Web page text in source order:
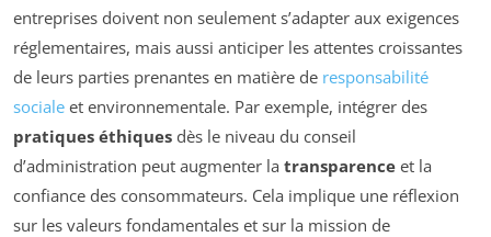
entreprises doivent non seulement s’adapter aux exigences
réglementaires, mais aussi anticiper les attentes croissantes
de leurs parties prenantes en matière de responsabilité
sociale et environnementale. Par exemple, intégrer des
pratiques éthiques dès le niveau du conseil
d’administration peut augmenter la transparence et la
confiance des consommateurs. Cela implique une réflexion
sur les valeurs fondamentales et sur la mission de